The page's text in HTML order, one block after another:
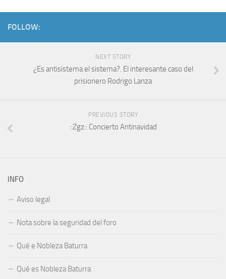
FOLLOW:
NEXT STORY
¿Es antisistema el sistema?. El interesante caso del
prisionero Rodrigo Lanza
PREVIOUS STORY
::Zgz:: Concierto Antinavidad
INFO
Aviso legal
Nota sobre la seguridad del foro
Qué e Nobleza Baturra
Qué es Nobleza Baturra